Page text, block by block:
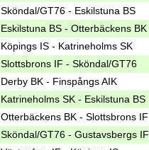
Sköndal/GT76 - Eskilstuna BS
Eskilstuna BS - Otterbäckens BK
Köpings IS - Katrineholms SK
Slottsbrons IF - Sköndal/GT76
Derby BK - Finspångs AIK
Katrineholms SK - Eskilstuna BS
Otterbäckens BK - Slottsbrons IF
Sköndal/GT76 - Gustavsbergs IF